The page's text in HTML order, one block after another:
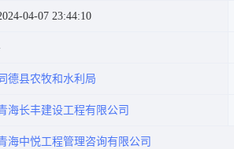
04-07 23:44:10
同德县农牧和水利局
海长丰建设工程有限公司
海中悦工程管理咨询有限公司